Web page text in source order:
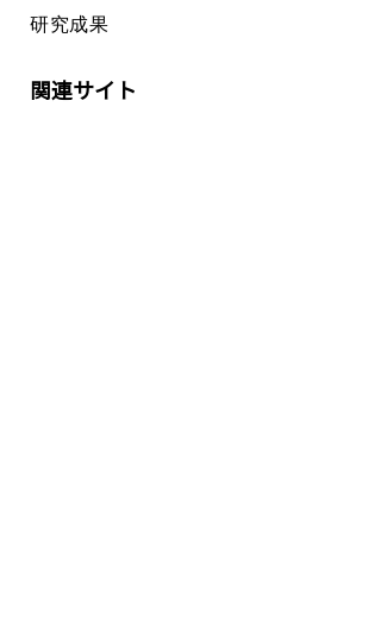
研究成果
関連サイト